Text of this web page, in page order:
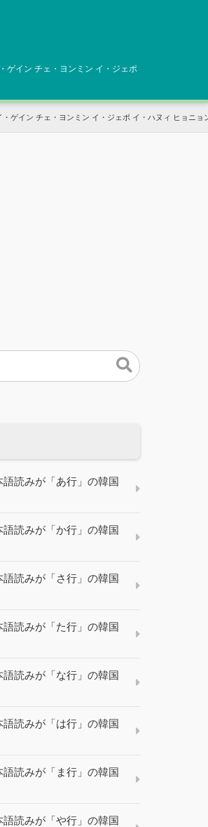
ゲイン チェ・ヨンミン イ・ジェポ
ゲイン チェ・ヨンミン イ・ジェポ イ・ハヌィ ヒョニョ
語読みが「あ行」の韓国
語読みが「か行」の韓国
語読みが「さ行」の韓国
語読みが「た行」の韓国
語読みが「な行」の韓国
語読みが「は行」の韓国
語読みが「ま行」の韓国
語読みが「や行」の韓国